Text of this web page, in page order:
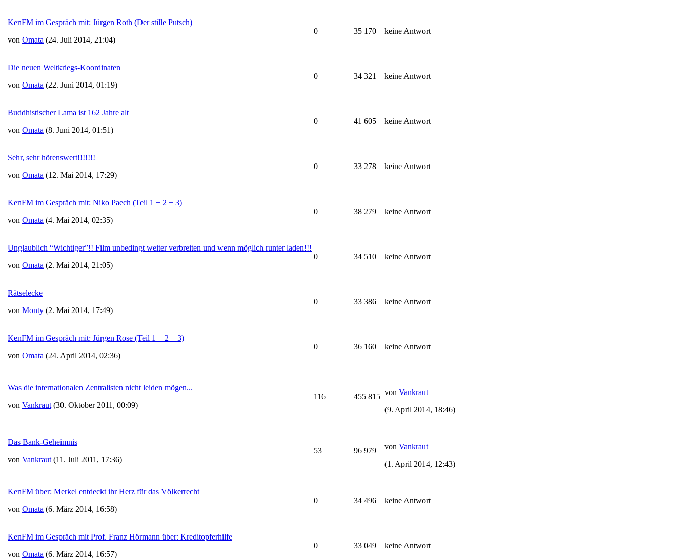
KenFM im Gespräch mit: Jürgen Roth (Der stille Putsch)
von Omata (24. Juli 2014, 21:04)
0 35 170 keine Antwort
Die neuen Weltkriegs-Koordinaten
von Omata (22. Juni 2014, 01:19)
0 34 321 keine Antwort
Buddhistischer Lama ist 162 Jahre alt
von Omata (8. Juni 2014, 01:51)
0 41 605 keine Antwort
Sehr, sehr hörenswert!!!!!!!
von Omata (12. Mai 2014, 17:29)
0 33 278 keine Antwort
KenFM im Gespräch mit: Niko Paech (Teil 1 + 2 + 3)
von Omata (4. Mai 2014, 02:35)
0 38 279 keine Antwort
Unglaublich “Wichtiger”!! Film unbedingt weiter verbreiten und wenn möglich runter laden!!!
von Omata (2. Mai 2014, 21:05)
0 34 510 keine Antwort
Rätselecke
von Monty (2. Mai 2014, 17:49)
0 33 386 keine Antwort
KenFM im Gespräch mit: Jürgen Rose (Teil 1 + 2 + 3)
von Omata (24. April 2014, 02:36)
0 36 160 keine Antwort
Was die internationalen Zentralisten nicht leiden mögen...
von Vankraut (30. Oktober 2011, 00:09)
116 455 815 von Vankraut
(9. April 2014, 18:46)
Das Bank-Geheimnis
von Vankraut (11. Juli 2011, 17:36)
53 96 979 von Vankraut
(1. April 2014, 12:43)
KenFM über: Merkel entdeckt ihr Herz für das Völkerrecht
von Omata (6. März 2014, 16:58)
0 34 496 keine Antwort
KenFM im Gespräch mit Prof. Franz Hörmann über: Kreditopferhilfe
von Omata (6. März 2014, 16:57)
0 33 049 keine Antwort